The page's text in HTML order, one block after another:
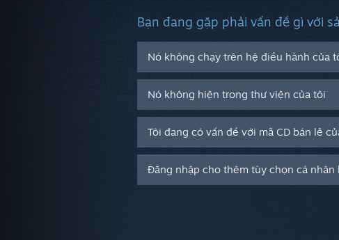
Bạn đang gặp phải vấn đề gì với
Nó không chạy trên hệ điều hành của
Nó không hiện trong thư viện của tôi
Tôi đang có vấn đề với mã CD bán lẻ
Đăng nhập cho thêm tùy chọn cá nhân